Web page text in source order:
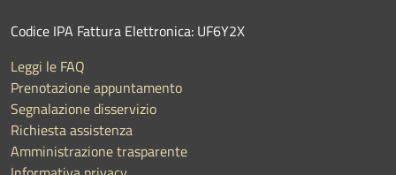
Codice IPA Fattura Elettronica: UF6Y2X
Leggi le FAQ
Prenotazione appuntamento
Segnalazione disservizio
Richiesta assistenza
Amministrazione trasparente